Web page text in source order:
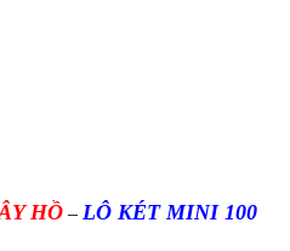
HỒ – LÔ KÉT MINI 100